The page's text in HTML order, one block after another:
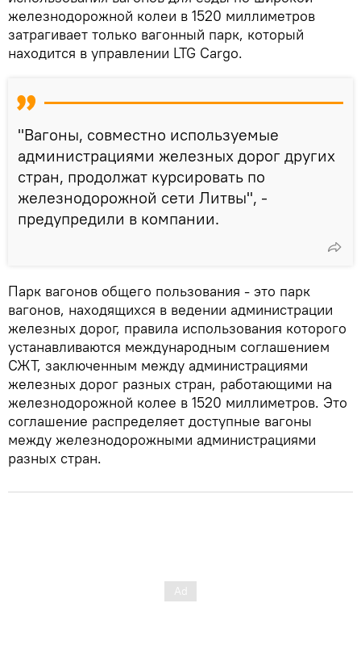
железнодорожной колеи в 1520 миллиметров
затрагивает только вагонный парк, который
находится в управлении LTG Cargo.
"Вагоны, совместно используемые
администрациями железных дорог других
стран, продолжат курсировать по
железнодорожной сети Литвы", -
предупредили в компании.
Парк вагонов общего пользования - это парк
вагонов, находящихся в ведении администрации
железных дорог, правила использования которого
устанавливаются международным соглашением
СЖТ, заключенным между администрациями
железных дорог разных стран, работающими на
железнодорожной колее в 1520 миллиметров. Это
соглашение распределяет доступные вагоны
между железнодорожными администрациями
разных стран.